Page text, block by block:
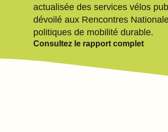
actualisée des services vélos
dévoilé aux Rencontres
politiques de mobilité durable.
Consultez le rapport complet